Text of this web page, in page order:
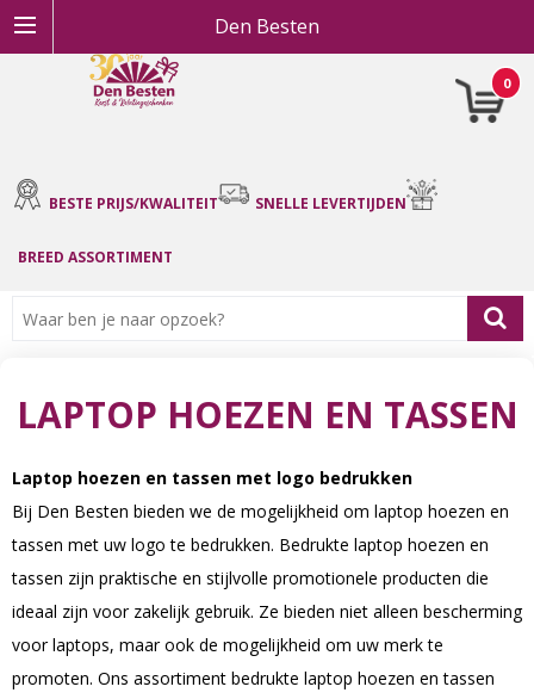
Den Besten
0
BESTE PRIJS/KWALITEIT SNELLE LEVERTIJDEN
BREED ASSORTIMENT
LAPTOP HOEZEN EN TASSEN
Laptop hoezen en tassen met logo bedrukken
Bij Den Besten bieden we de mogelijkheid om laptop hoezen en
tassen met uw logo te bedrukken. Bedrukte laptop hoezen en
tassen zijn praktische en stijlvolle promotionele producten die
ideaal zijn voor zakelijk gebruik. Ze bieden niet alleen bescherming
voor laptops, maar ook de mogelijkheid om uw merk te
promoten. Ons assortiment bedrukte laptop hoezen en tassen